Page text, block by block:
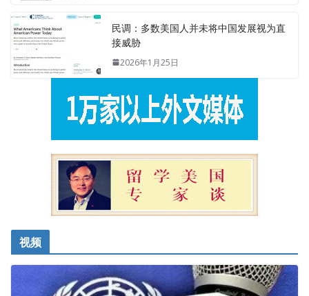
民调：多数美国人并未将中国发展视为直
接威胁
2026年1月25日
视频